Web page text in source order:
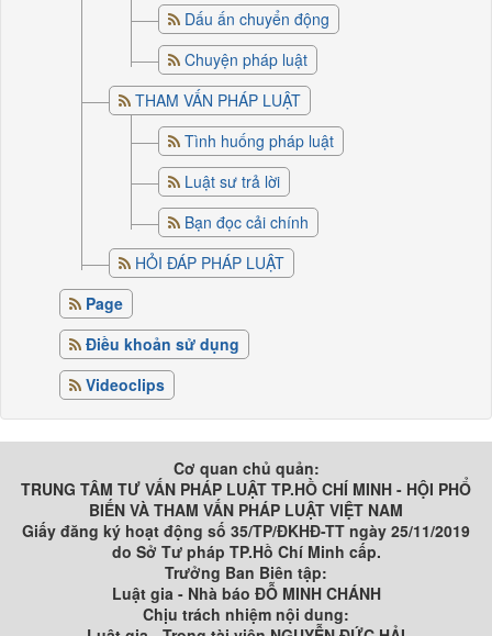
Dấu ấn chuyển động
Chuyện pháp luật
THAM VẤN PHÁP LUẬT
Tình huống pháp luật
Luật sư trả lời
Bạn đọc cải chính
HỎI ĐÁP PHÁP LUẬT
Page
Điều khoản sử dụng
Videoclips
Cơ quan chủ quản:
TRUNG TÂM TƯ VẤN PHÁP LUẬT TP.HỒ CHÍ MINH - HỘI PHỔ
BIẾN VÀ THAM VẤN PHÁP LUẬT VIỆT NAM
Giấy đăng ký hoạt động số 35/TP/ĐKHĐ-TT ngày 25/11/2019
do Sở Tư pháp TP.Hồ Chí Minh cấp.
Trưởng Ban Biên tập:
Luật gia - Nhà báo ĐỖ MINH CHÁNH
Chịu trách nhiệm nội dung: